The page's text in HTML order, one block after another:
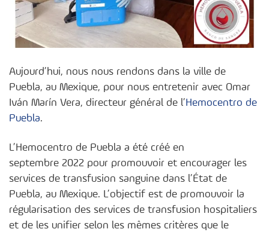
Aujourd’hui, nous nous rendons dans la ville de
Puebla, au Mexique, pour nous entretenir avec Omar
Iván Marín Vera, directeur général de l’Hemocentro de
Puebla.
L’Hemocentro de Puebla a été créé en
septembre 2022 pour promouvoir et encourager les
services de transfusion sanguine dans l’État de
Puebla, au Mexique. L’objectif est de promouvoir la
régularisation des services de transfusion hospitaliers
et de les unifier selon les mêmes critères que le